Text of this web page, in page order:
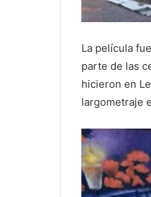
La película
parte de las
hicieron en
largometraje